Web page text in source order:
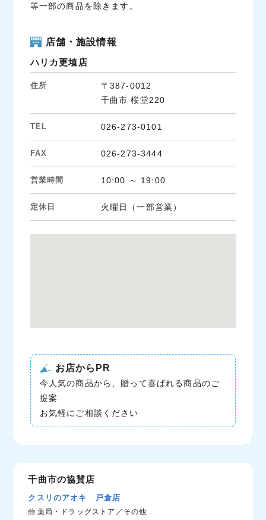
等一部の商品を除きます。
店舗・施設情報
ハリカ更埴店
住所
〒387-0012
千曲市 桜堂220
TEL 026-273-0101
FAX 026-273-3444
営業時間 10:00 ～ 19:00
定休日 火曜日（一部営業）
お店からPR
今人気の商品から、贈って喜ばれる商品のご
提案
お気軽にご相談ください
千曲市の協賛店
クスリのアオキ 戸倉店
薬局・ドラッグストア／その他